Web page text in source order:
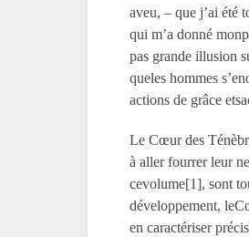
aveu, – que j’ai été
qui m’a donné
pas grande illusion
queles hommes
actions de grâce
Le Cœur des
à aller fourrer leur
cevolume[1], sont
développement,
en caractériser